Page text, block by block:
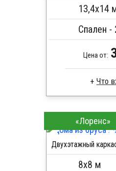
Метизы,
Сборка на
ПОДРОБНЕЕ
13,4х14
Спален -
Цена от:
Что
Стропила, балки
Кровля
Метизы,
Сборка на
Металлические
ПОДРОБНЕЕ
«Лоренс»
Двухэтажный
8х8 м